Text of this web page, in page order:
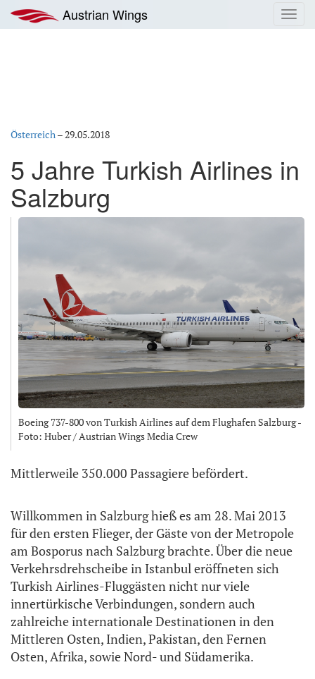
Inhalt
springen
Austrian Wings
Österreich–29.05.2018
5 Jahre Turkish Airlines in
Salzburg
Boeing 737-800 von Turkish Airlines auf dem Flughafen Salzburg -
Foto: Huber / Austrian Wings Media Crew
Mittlerweile 350.000 Passagiere befördert.
Willkommen in Salzburg hieß es am 28. Mai 2013
für den ersten Flieger, der Gäste von der Metropole
am Bosporus nach Salzburg brachte. Über die neue
Verkehrsdrehscheibe in Istanbul eröffneten sich
Turkish Airlines-Fluggästen nicht nur viele
innertürkische Verbindungen, sondern auch
zahlreiche internationale Destinationen in den
Mittleren Osten, Indien, Pakistan, den Fernen
Osten, Afrika, sowie Nord- und Südamerika.